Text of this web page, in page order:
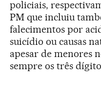
policiais,
PM que incluiu
falecimentos por
suicídio ou causas
apesar de menores
sempre os três